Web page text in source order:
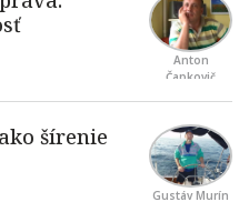
Anton
Čapkovič
Gustáv Murín